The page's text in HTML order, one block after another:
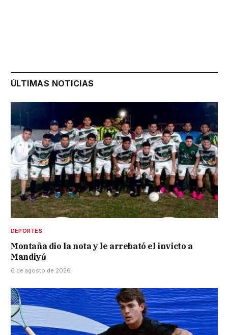
ÚLTIMAS NOTICIAS
DEPORTES
Montaña dio la nota y le arrebató el invicto a
Mandiyú
6 de agosto de 2026